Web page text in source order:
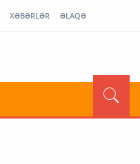
XƏBƏRLƏR ƏLAQƏ